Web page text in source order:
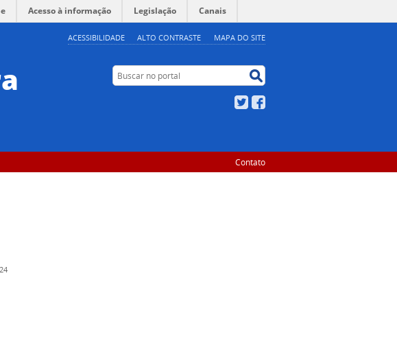
ACESSIBILIDADE ALTO CONTRASTE MAPA DO SITE
Acesso à informação Legislação Canais
Buscar no portal
Twitter
Contato